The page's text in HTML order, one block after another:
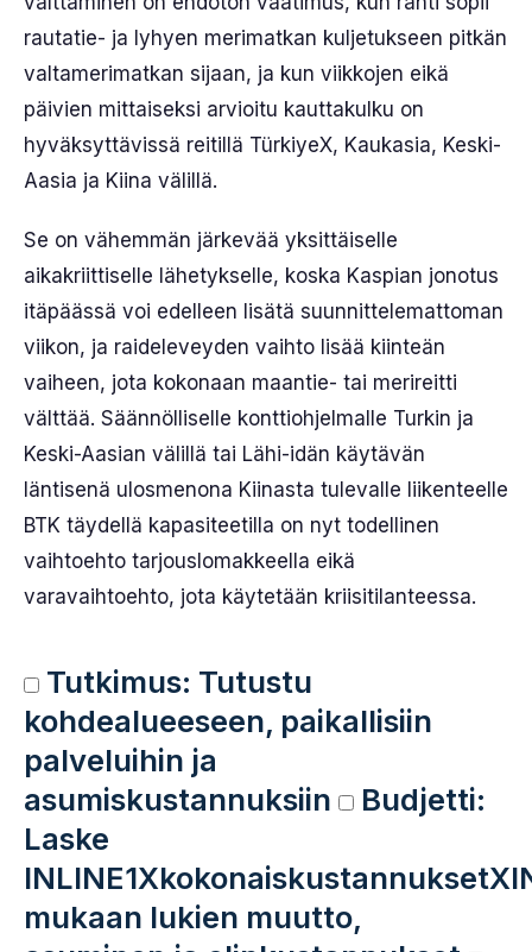
rautatie- ja lyhyen merimatkan kuljetukseen pitkän
valtamerimatkan sijaan, ja kun viikkojen eikä
päivien mittaiseksi arvioitu kauttakulku on
hyväksyttävissä reitillä TürkiyeX, Kaukasia, Keski-
Aasia ja Kiina välillä.
Se on vähemmän järkevää yksittäiselle
aikakriittiselle lähetykselle, koska Kaspian jonotus
itäpäässä voi edelleen lisätä suunnittelemattoman
viikon, ja raideleveyden vaihto lisää kiinteän
vaiheen, jota kokonaan maantie- tai merireitti
välttää. Säännölliselle konttiohjelmalle Turkin ja
Keski-Aasian välillä tai Lähi-idän käytävän
läntisenä ulosmenona Kiinasta tulevalle liikenteelle
BTK täydellä kapasiteetilla on nyt todellinen
vaihtoehto tarjouslomakkeella eikä
varavaihtoehto, jota käytetään kriisitilanteessa.
Tutkimus: Tutustu
kohdealueeseen, paikallisiin
palveluihin ja
asumiskustannuksiin
Budjetti:
Laske
mukaan lukien muutto,